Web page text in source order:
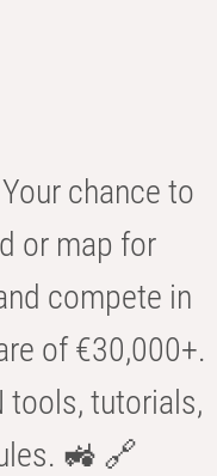
chance to
or map for
compete in
of €30,000+.
tools, tutorials,
🚜 🔗